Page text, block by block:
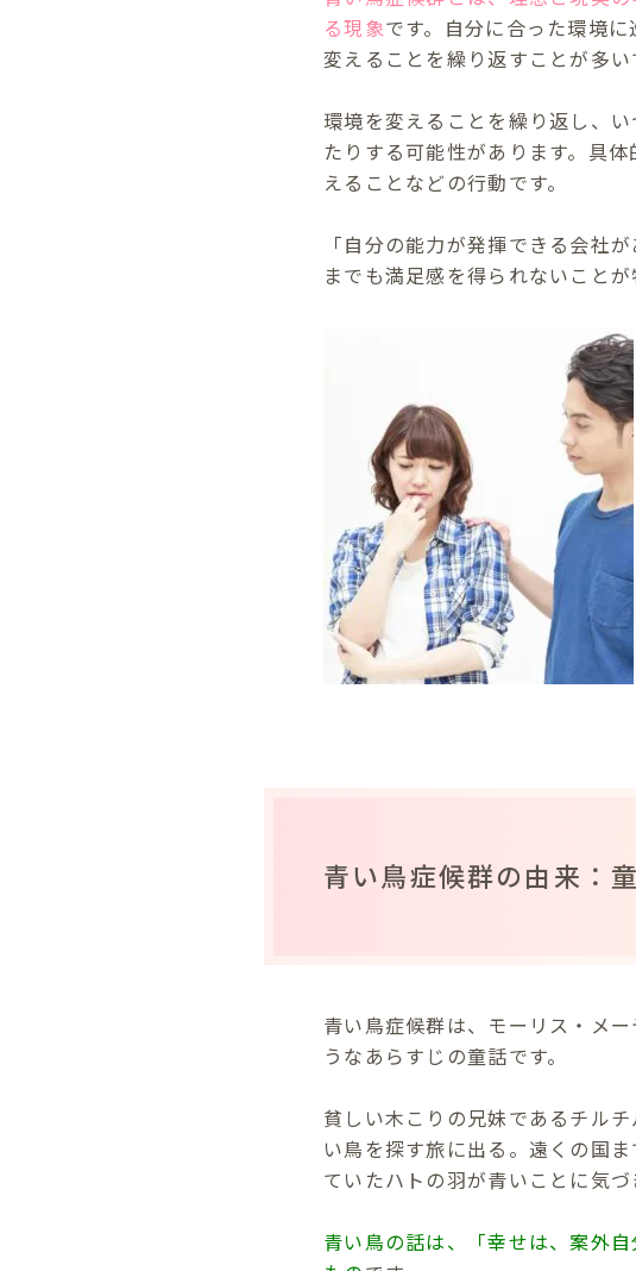
る現象です。自分に合った環境
変えることを繰り返すことが多い
環境を変えることを繰り返し、
たりする可能性があります。具
えることなどの行動です。
「自分の能力が発揮できる会社
までも満足感を得られないことが
青い鳥症候群の由来：
青い鳥症候群は、モーリス・メ
うなあらすじの童話です。
貧しい木こりの兄妹であるチル
い鳥を探す旅に出る。遠くの国
ていたハトの羽が青いことに気
青い鳥の話は、「幸せは、案外